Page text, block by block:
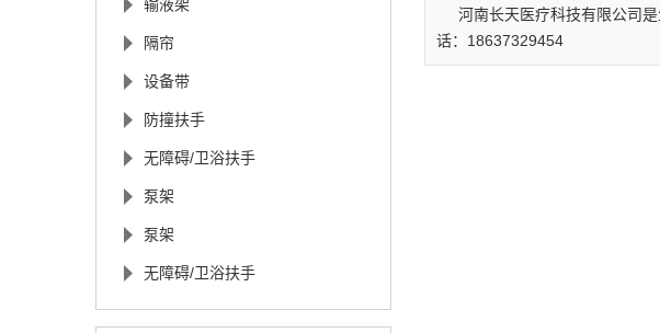
输液架
隔帘
设备带
防撞扶手
无障碍/卫浴扶手
泵架
泵架
无障碍/卫浴扶手
河南长天医疗科技有限公司
话：18637329454